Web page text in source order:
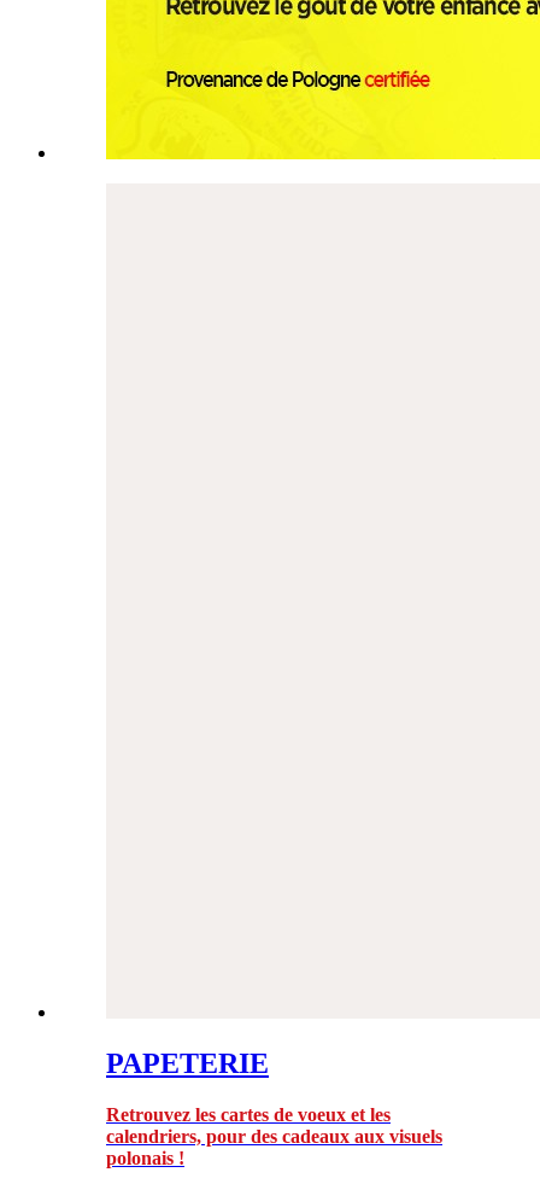
PAPETERIE
Retrouvez les cartes de voeux et les
calendriers, pour des cadeaux aux visuels
polonais !